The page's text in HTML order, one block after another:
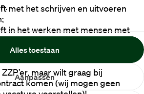
Aanpassen
Alles toestaan
met het schrijven en uitvoeren
in het werken met mensen met
(ASS) is zeer
maar wilt graag bij
komen (wij mogen geen